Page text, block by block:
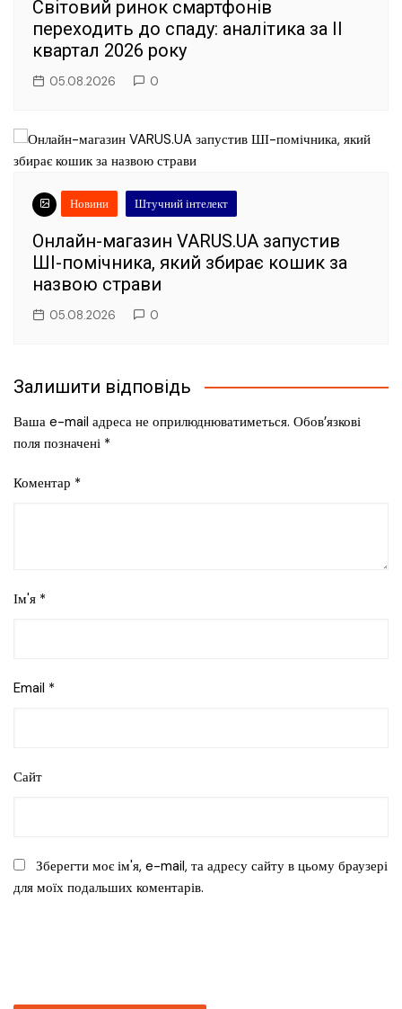
Світовий ринок смартфонів
переходить до спаду: аналітика за II
квартал 2026 року
05.08.2026 0
Новини Штучний інтелект
Онлайн-магазин VARUS.UA запустив
ШІ-помічника, який збирає кошик за
назвою страви
05.08.2026 0
Залишити відповідь
Ваша e-mail адреса не оприлюднюватиметься. Обов’язкові
поля позначені *
Коментар *
Ім'я *
Email *
Сайт
Зберегти моє ім'я, e-mail, та адресу сайту в цьому браузері
для моїх подальших коментарів.